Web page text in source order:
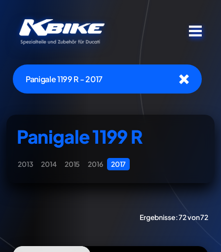
Panigale 1199 R - 2017
Panigale 1199 R
2013 2014 2015 2016 2017
Ergebnisse:72 von 72